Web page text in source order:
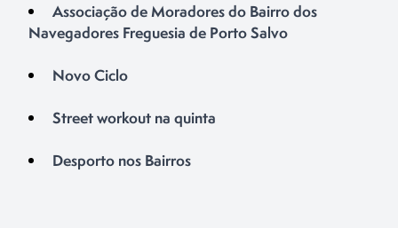
Associação de Moradores do Bairro dos
Navegadores Freguesia de Porto Salvo
Novo Ciclo
Street workout na quinta
Desporto nos Bairros